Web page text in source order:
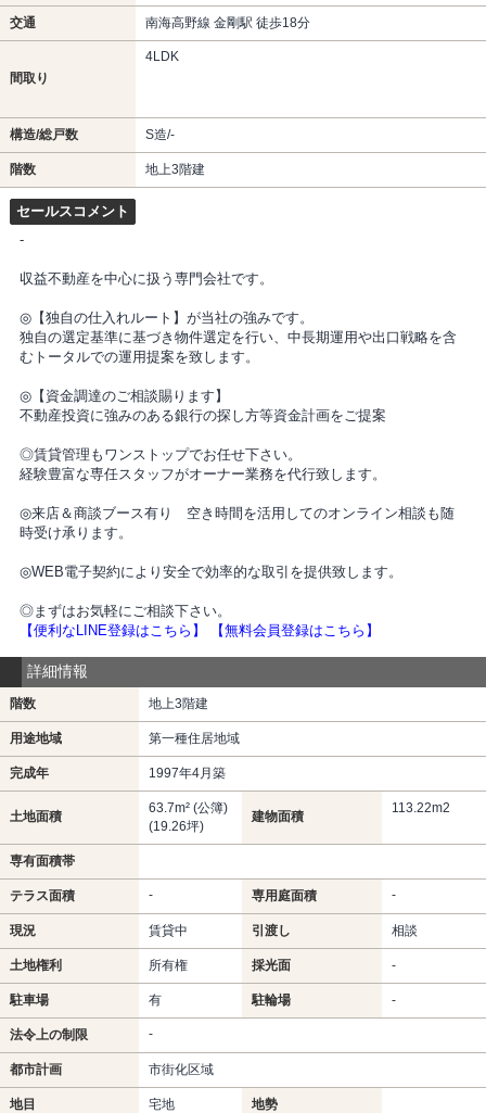
交通 南海高野線 金剛駅 徒歩18分
間取り
4LDK
構造/総戸数 S造/-
階数 地上3階建
セールスコメント
-
収益不動産を中心に扱う専門会社です。
◎【独自の仕入れルート】が当社の強みです。
独自の選定基準に基づき物件選定を行い、中長期運用や出口戦略を含
むトータルでの運用提案を致します。
◎【資金調達のご相談賜ります】
不動産投資に強みのある銀行の探し方等資金計画をご提案
◎賃貸管理もワンストップでお任せ下さい。
経験豊富な専任スタッフがオーナー業務を代行致します。
◎来店＆商談ブース有り 空き時間を活用してのオンライン相談も随
時受け承ります。
◎WEB電子契約により安全で効率的な取引を提供致します。
◎まずはお気軽にご相談下さい。
【便利なLINE登録はこちら】
【無料会員登録はこちら】
詳細情報
階数 地上3階建
用途地域 第一種住居地域
完成年 1997年4月築
土地面積
63.7m² (公簿)
(19.26坪)
建物面積
113.22m2
専有面積帯
テラス面積 - 専用庭面積 -
現況 賃貸中 引渡し 相談
土地権利 所有権 採光面 -
駐車場 有 駐輪場 -
法令上の制限 -
都市計画 市街化区域
地目 宅地 地勢